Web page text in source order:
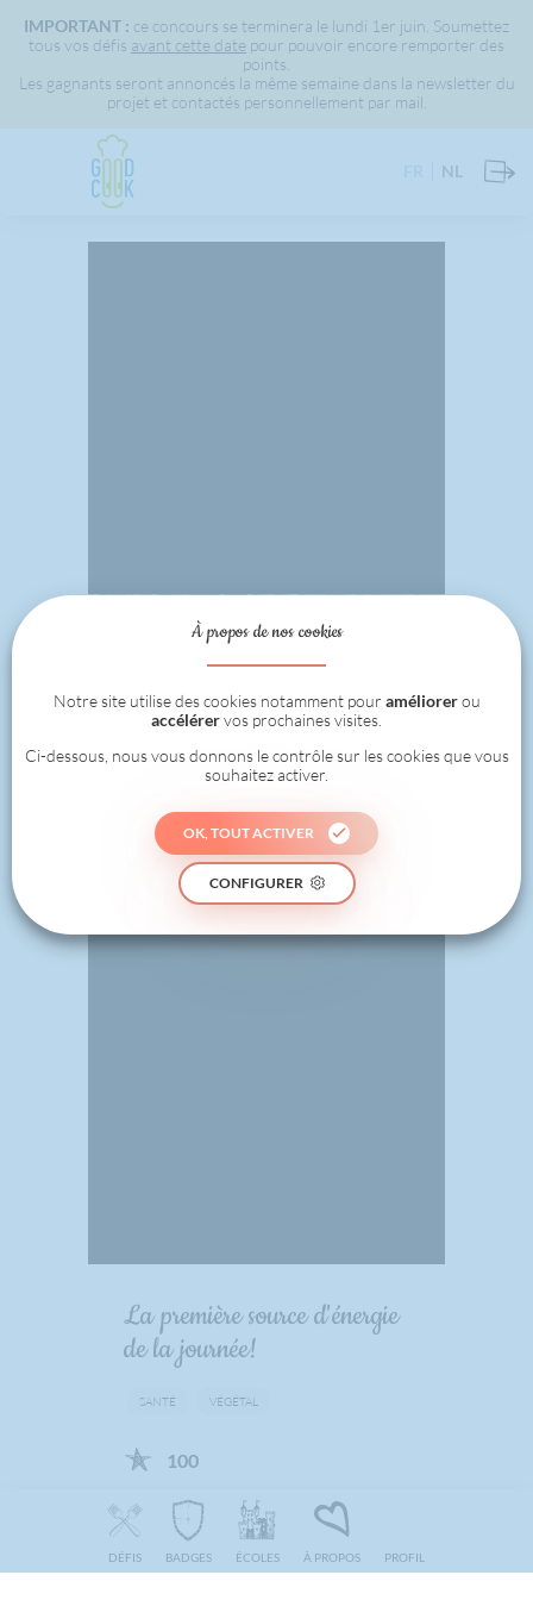
IMPORTANT : ce concours se terminera le lundi 1er juin. Soumettez
tous vos défis avant cette date pour pouvoir encore remporter des
points.
Les gagnants seront annoncés la même semaine dans la newsletter du
projet et contactés personnellement par mail.
NL
La première source d'énergie
de la journée!
SANTÉ VÉGÉTAL
100
Petit déjeuner partagé en classe.
Au menu: pain, lait, céréales,
DÉFIS BADGES ÉCOLES À PROPOS PROFIL
À propos de nos cookies
Notre site utilise des cookies notamment pour améliorerou
accélérervos prochaines visites.
Ci-dessous, nous vous donnons le contrôle sur les cookies que vous
souhaitez activer.
OK, TOUT ACTIVER
CONFIGURER